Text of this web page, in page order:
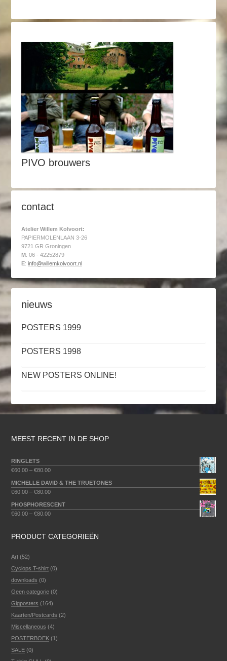
PIVO brouwers
contact
Atelier Willem Kolvoort:
PAPIERMOLENLAAN 3-26
9721 GR Groningen
M: 06 - 42252879
E:info@willemkolvoort.nl
nieuws
POSTERS 1999
POSTERS 1998
NEW POSTERS ONLINE!
MEEST RECENT IN DE SHOP
RINGLETS
€60.00 –€80.00
MICHELLE DAVID & THE TRUETONES
€60.00 –€80.00
PHOSPHORESCENT
€60.00 –€80.00
PRODUCT CATEGORIEËN
Art (52)
Cyclops T-shirt (0)
downloads (0)
Geen categorie (0)
Gigposters (164)
Kaarten/Postcards (2)
Miscellaneous (4)
POSTERBOEK (1)
SALE (0)